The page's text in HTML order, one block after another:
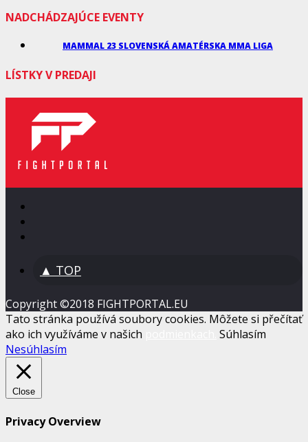
NADCHÁDZAJÚCE EVENTY
MAMMAL 23 SLOVENSKÁ AMATÉRSKA MMA LIGA
LÍSTKY V PREDAJI
▲ TOP
Copyright ©2018 FIGHTPORTAL.EU
Tato stránka používá soubory cookies. Môžete si přečítať
ako ich využíváme v našich
Súhlasím
Nesúhlasím
Close
Privacy Overview